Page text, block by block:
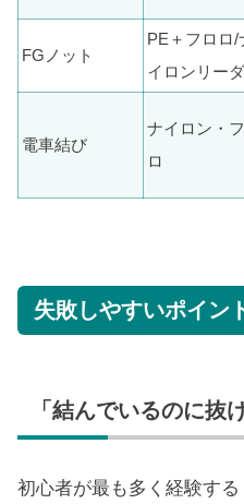
FGノット
PE＋フロロ/
イロンリー
電車結び
ナイロン・
ロ
失敗しやすいポイン
「結んでいるのに抜
初心者が最も多く経験す